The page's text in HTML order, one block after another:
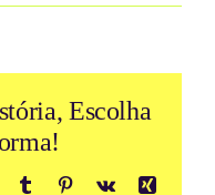
Escolha
Tumblr Pinterest
Vk
Xing